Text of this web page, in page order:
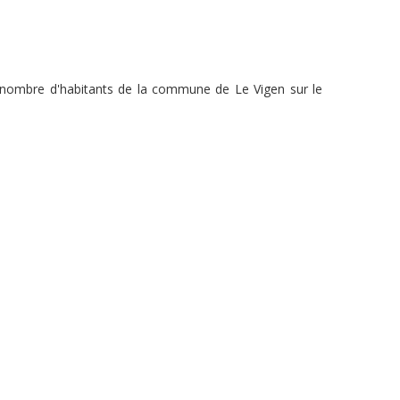
d'habitants de la commune de Le Vigen sur le